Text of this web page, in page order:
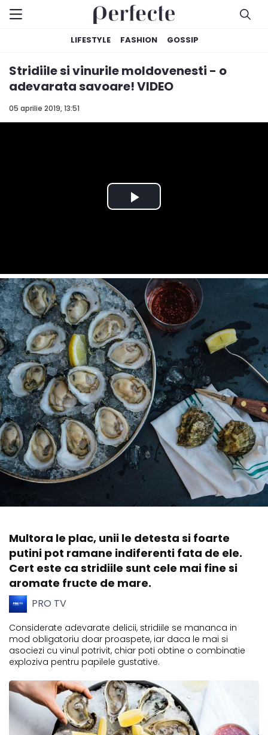
LIFESTYLE FASHION GOSSIP
05 aprilie 2019, 13:51
Stridiile si vinurile moldovenesti - o
adevarata savoare! VIDEO
Multora le plac, unii le detesta si foarte
putini pot ramane indiferenti fata de ele.
Cert este ca stridiile sunt cele mai fine si
aromate fructe de mare.
PRO TV
Considerate adevarate delicii, stridiile se mananca in
mod obligatoriu doar proaspete, iar daca le mai si
asociezi cu vinul potrivit, chiar poti obtine o combinatie
exploziva pentru papilele gustative.